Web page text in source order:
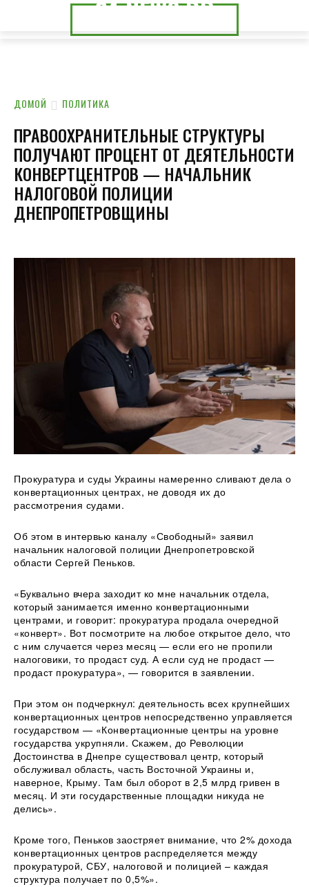
24.NEWS.CK
24.NEWS.DP
ДОМОЙ ПОЛИТИКА
ПРАВООХРАНИТЕЛЬНЫЕ СТРУКТУРЫ
ПОЛУЧАЮТ ПРОЦЕНТ ОТ ДЕЯТЕЛЬНОСТИ
КОНВЕРТЦЕНТРОВ — НАЧАЛЬНИК
НАЛОГОВОЙ ПОЛИЦИИ
ДНЕПРОПЕТРОВЩИНЫ
Прокуратура и суды Украины намеренно сливают дела о
конвертационных центрах, не доводя их до
рассмотрения судами.
Об этом в интервью каналу «Свободный» заявил
начальник налоговой полиции Днепропетровской
области Сергей Пеньков.
«Буквально вчера заходит ко мне начальник отдела,
который занимается именно конвертационными
центрами, и говорит: прокуратура продала очередной
«конверт». Вот посмотрите на любое открытое дело, что
с ним случается через месяц — если его не пропили
налоговики, то продаст суд. А если суд не продаст —
продаст прокуратура», — говорится в заявлении.
При этом он подчеркнул: деятельность всех крупнейших
конвертационных центров непосредственно управляется
государством — «Конвертационные центры на уровне
государства укрупняли. Скажем, до Революции
Достоинства в Днепре существовал центр, который
обслуживал область, часть Восточной Украины и,
наверное, Крыму. Там был оборот в 2,5 млрд гривен в
месяц. И эти государственные площадки никуда не
делись».
Кроме того, Пеньков заостряет внимание, что 2% дохода
конвертационных центров распределяется между
прокуратурой, СБУ, налоговой и полицией – каждая
структура получает по 0,5%».